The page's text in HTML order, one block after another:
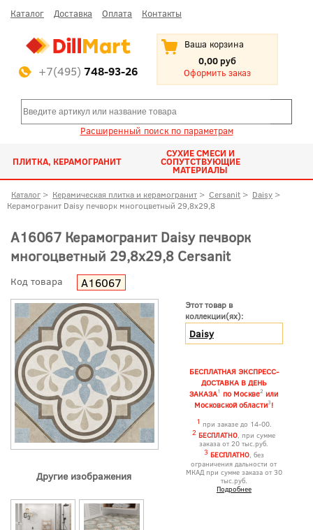
Каталог Доставка Оплата Контакты
+7(495) 748-93-26
Ваша корзина
0,00 руб
Оформить заказ
Расширенный поиск по параметрам
ПЛИТКА, КЕРАМОГРАНИТ
СУХИЕ СМЕСИ И
СОПУТСТВУЮЩИЕ
МАТЕРИАЛЫ
Каталог > Керамическая плитка и керамогранит > Cersanit > Daisy >
Керамогранит Daisy печворк многоцветный 29,8x29,8
A16067 Керамогранит Daisy печворк
многоцветный 29,8x29,8 Cersanit
Код товара A16067
Другие изображения
Этот товар в
коллекции(ях):
Daisy
БЕСПЛАТНАЯ ЭКСПРЕСС-
ДОСТАВКА В ДЕНЬ
ЗАКАЗА1 по Москве2 или
Московской области3!
1 при заказе до 14-00.
2 БЕСПЛАТНО, при сумме
заказа от 20 тыс.руб.
3 БЕСПЛАТНО, без
ограничения дальности от
МКАД при сумме заказа от 30
тыс.руб.
Подробнее